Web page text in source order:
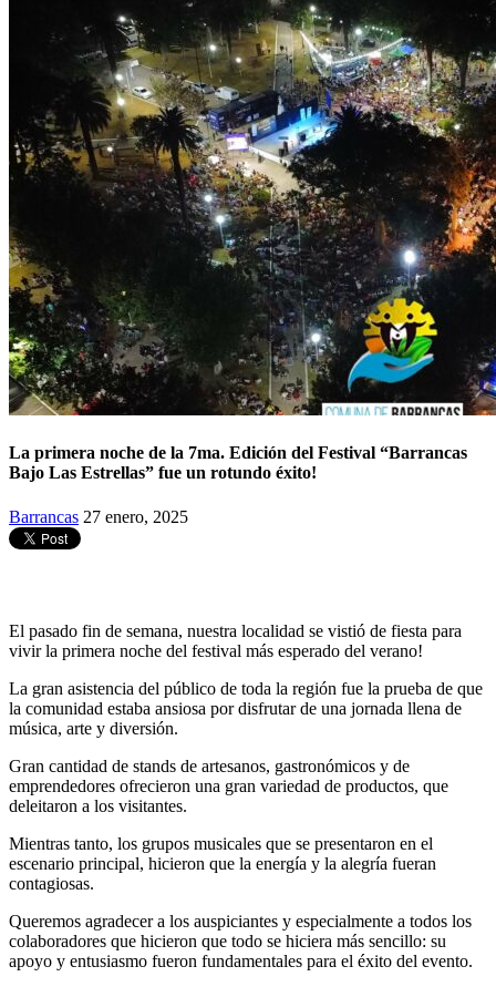
La primera noche de la 7ma. Edición del Festival “Barrancas
Bajo Las Estrellas” fue un rotundo éxito!
Barrancas 27 enero, 2025
El pasado fin de semana, nuestra localidad se vistió de fiesta para
vivir la primera noche del festival más esperado del verano!
La gran asistencia del público de toda la región fue la prueba de que
la comunidad estaba ansiosa por disfrutar de una jornada llena de
música, arte y diversión.
Gran cantidad de stands de artesanos, gastronómicos y de
emprendedores ofrecieron una gran variedad de productos, que
deleitaron a los visitantes.
Mientras tanto, los grupos musicales que se presentaron en el
escenario principal, hicieron que la energía y la alegría fueran
contagiosas.
Queremos agradecer a los auspiciantes y especialmente a todos los
colaboradores que hicieron que todo se hiciera más sencillo: su
apoyo y entusiasmo fueron fundamentales para el éxito del evento.